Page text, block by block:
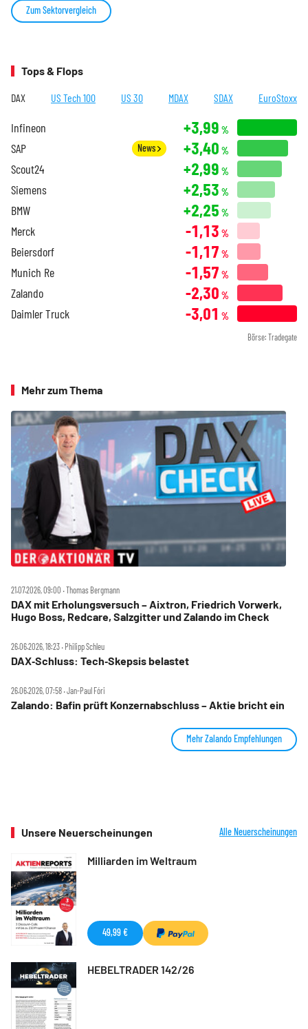
Zum Sektorvergleich
Tops & Flops
DAX US Tech 100 US 30 MDAX SDAX EuroStoxx
Infineon +3,99 %
SAP News +3,40 %
Scout24 +2,99 %
Siemens +2,53 %
BMW +2,25 %
Merck -1,13 %
Beiersdorf -1,17 %
Munich Re -1,57 %
Zalando -2,30 %
Daimler Truck -3,01 %
Börse: Tradegate
Mehr zum Thema
21.07.2026, 09:00 ‧ Thomas Bergmann
DAX mit Erholungsversuch – Aixtron, Friedrich Vorwerk,
Hugo Boss, Redcare, Salzgitter und Zalando im Check
26.06.2026, 18:23 ‧ Philipp Schleu
DAX‑Schluss: Tech‑Skepsis belastet
26.06.2026, 07:58 ‧ Jan-Paul Fóri
Zalando: Bafin prüft Konzernabschluss – Aktie bricht ein
Mehr Zalando Empfehlungen
Unsere Neuerscheinungen Alle Neuerscheinungen
Milliarden im Weltraum
49,99 €
HEBELTRADER 142/26